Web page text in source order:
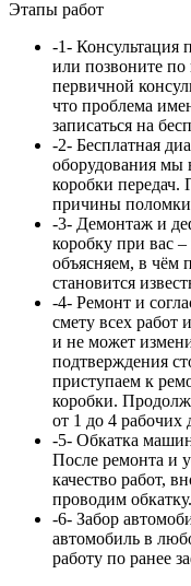
Этапы работ
-1- Консультация
или позвоните по
первичной
что проблема
записаться на
-2- Бесплатная
оборудования мы
коробки передач.
причины поломки
-3- Демонтаж и
коробку при вас
объясняем, в чём
становится
-4- Ремонт и
смету всех работ
и не может
подтверждения
приступаем к
коробки.
от 1 до 4 рабочих
-5- Обкатка
После ремонта и
качество работ,
проводим обкатку.
-6- Забор
автомобиль в
работу по ранее